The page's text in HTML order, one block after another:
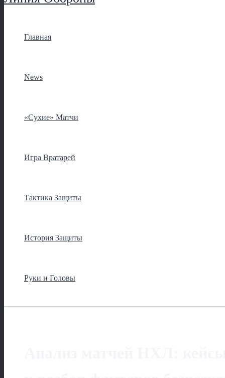
Главная
News
«Сухие» Матчи
Игра Вратарей
Тактика Защиты
История Защиты
Руки и Головы